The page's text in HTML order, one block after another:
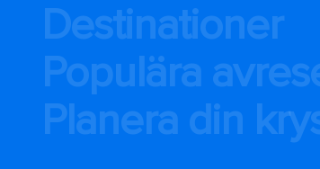
Destinationer
Populära
Planera din